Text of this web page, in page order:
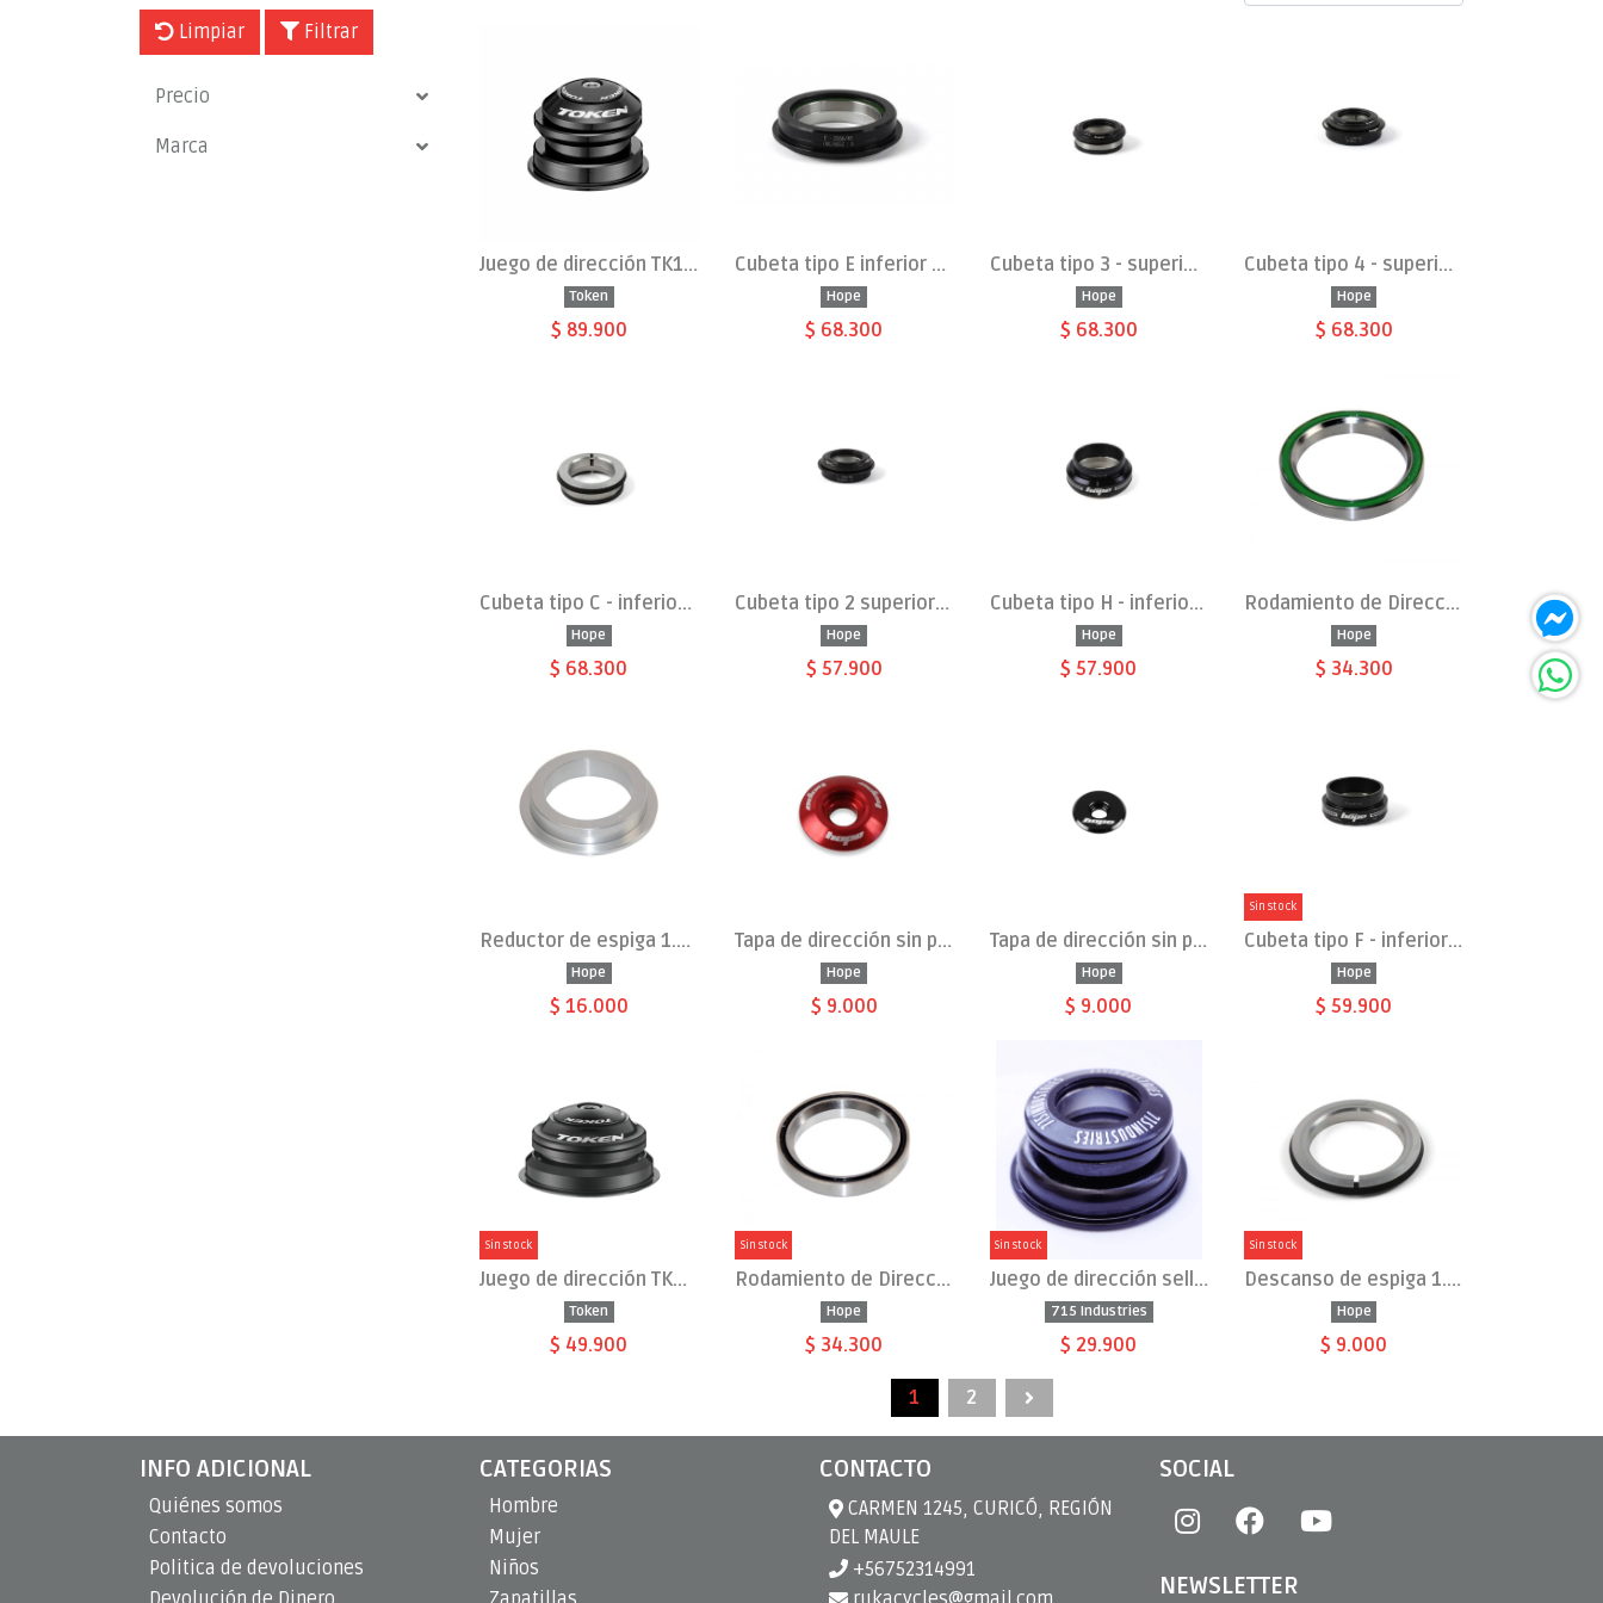
Limpiar Filtrar
Precio
Marca
Juego de dirección TK189 ±1°
Token
$ 89.900
Cubeta tipo E inferior 1.5 integral ZS56/40
Hope
$ 68.300
Cubeta tipo 3 - superior integrada - IS41/28.6
Hope
$ 68.300
Cubeta tipo 4 - superior integral - ZS49/28.6
Hope
$ 68.300
Cubeta tipo C - inferior integrada - IS41/30
Hope
$ 68.300
Cubeta tipo 2 superior integral ZS44/28.6
Hope
$ 57.900
Cubeta tipo H - inferior 1.5 tradicional - EC44/40
Hope
$ 57.900
Rodamiento de Dirección 1.5 (52mm)
Hope
$ 34.300
Reductor de espiga 1.5" a 1-1/8"
Hope
$ 16.000
Tapa de dirección sin perno
Hope
$ 9.000
Tapa de dirección sin perno NUEVO
Hope
$ 9.000
Sin stock
Cubeta tipo F - inferior tradicional - EC49/40
Hope
$ 59.900
Sin stock
Juego de dirección TK035AR
Token
$ 49.900
Sin stock
Rodamiento de Dirección 1-1/8 (41mm)
Hope
$ 34.300
Sin stock
Juego de dirección sellado 44/56
715 Industries
$ 29.900
Sin stock
Descanso de espiga 1.5" para rodamiento 52mm
Hope
$ 9.000
1 2
INFO ADICIONAL
Quiénes somos
Contacto
Politica de devoluciones
CATEGORIAS
Hombre
Mujer
Niños
CONTACTO
CARMEN 1245, CURICÓ, REGIÓN
DEL MAULE
+56752314991
SOCIAL
NEWSLETTER